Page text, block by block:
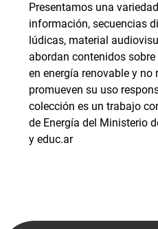
Presentamos una
información, secuencias
lúdicas, material
abordan contenidos
en energía renovable y no
promueven su uso
colección es un trabajo
de Energía del Ministerio
y educ.ar